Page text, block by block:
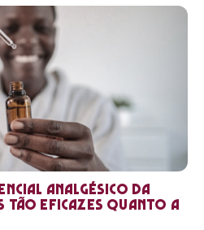
analgésico da
tão eficazes quanto a